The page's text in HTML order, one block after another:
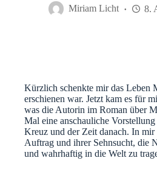
Miriam Licht 8.
Kürzlich schenkte mir das Leben
erschienen war. Jetzt kam es für
was die Autorin im Roman über
Mal eine anschauliche
Kreuz und der Zeit danach. In mir
Auftrag und ihrer Sehnsucht, die
und wahrhaftig in die Welt zu